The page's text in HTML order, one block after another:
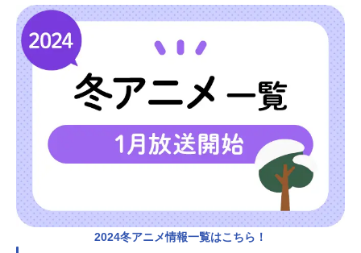
2024冬アニメ情報一覧はこちら！